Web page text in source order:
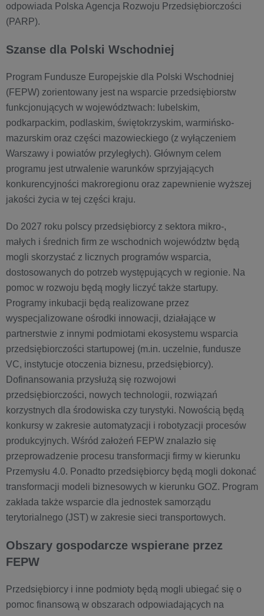
odpowiada Polska Agencja Rozwoju Przedsiębiorczości
(PARP).
Szanse dla Polski Wschodniej
Program Fundusze Europejskie dla Polski Wschodniej
(FEPW) zorientowany jest na wsparcie przedsiębiorstw
funkcjonujących w województwach: lubelskim,
podkarpackim, podlaskim, świętokrzyskim, warmińsko-
mazurskim oraz części mazowieckiego (z wyłączeniem
Warszawy i powiatów przyległych). Głównym celem
programu jest utrwalenie warunków sprzyjających
konkurencyjności makroregionu oraz zapewnienie wyższej
jakości życia w tej części kraju.
Do 2027 roku polscy przedsiębiorcy z sektora mikro-,
małych i średnich firm ze wschodnich województw będą
mogli skorzystać z licznych programów wsparcia,
dostosowanych do potrzeb występujących w regionie. Na
pomoc w rozwoju będą mogły liczyć także startupy.
Programy inkubacji będą realizowane przez
wyspecjalizowane ośrodki innowacji, działające w
partnerstwie z innymi podmiotami ekosystemu wsparcia
przedsiębiorczości startupowej (m.in. uczelnie, fundusze
VC, instytucje otoczenia biznesu, przedsiębiorcy).
Dofinansowania przysłużą się rozwojowi
przedsiębiorczości, nowych technologii, rozwiązań
korzystnych dla środowiska czy turystyki. Nowością będą
konkursy w zakresie automatyzacji i robotyzacji procesów
produkcyjnych. Wśród założeń FEPW znalazło się
przeprowadzenie procesu transformacji firmy w kierunku
Przemysłu 4.0. Ponadto przedsiębiorcy będą mogli dokonać
transformacji modeli biznesowych w kierunku GOZ. Program
zakłada także wsparcie dla jednostek samorządu
terytorialnego (JST) w zakresie sieci transportowych.
Obszary gospodarcze wspierane przez
FEPW
Przedsiębiorcy i inne podmioty będą mogli ubiegać się o
pomoc finansową w obszarach odpowiadających na